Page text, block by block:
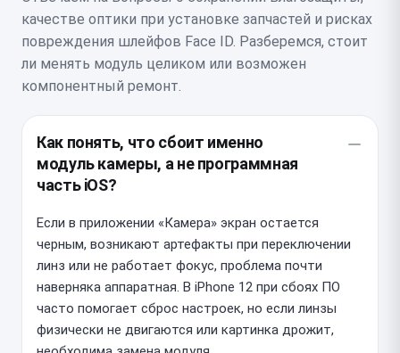
качестве оптики при установке запчастей и рисках
повреждения шлейфов Face ID. Разберемся, стоит
ли менять модуль целиком или возможен
компонентный ремонт.
Как понять, что сбоит именно
модуль камеры, а не программная
часть iOS?
Если в приложении «Камера» экран остается
черным, возникают артефакты при переключении
линз или не работает фокус, проблема почти
наверняка аппаратная. В iPhone 12 при сбоях ПО
часто помогает сброс настроек, но если линзы
физически не двигаются или картинка дрожит,